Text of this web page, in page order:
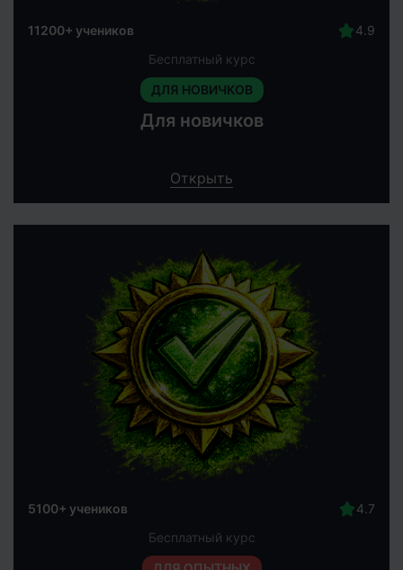
11200+ учеников
Бесплатный курс
ДЛЯ НОВИЧКОВ
Для новичков
Открыть
5100+ учеников
Бесплатный курс